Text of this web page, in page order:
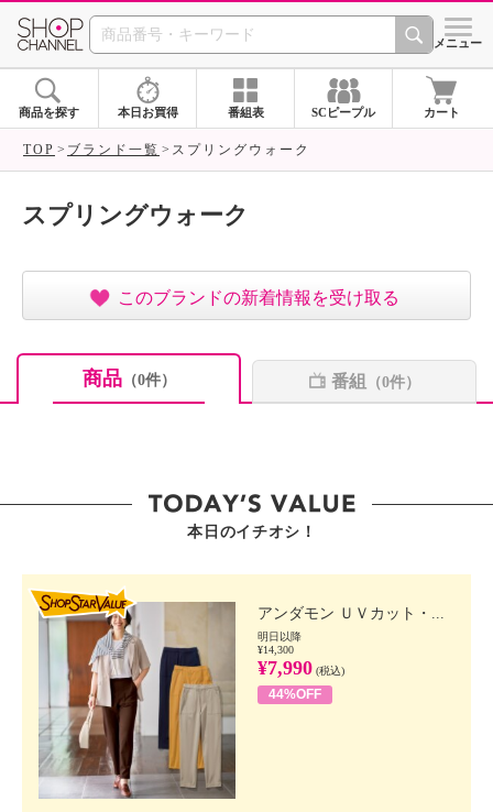
SHOP CHANNEL ショッ
メニュー
商品を探す 本日お買得 番組表 SCピープル カート
TOP ブランド一覧 スプリングウォーク
スプリングウォーク
このブランドの新着情報を受け取る
商品（0件） 番組 （0件）
本日のイチオシ！
アンダモン ＵＶカット・...
明日以降
¥14,300
¥7,990 (税込)
44%OFF